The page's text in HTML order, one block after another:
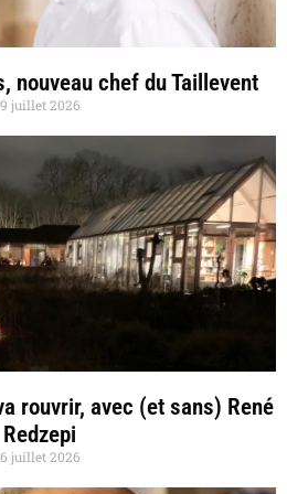
nouveau chef du Taillevent
9 juillet 2026
rouvrir, avec (et sans) René
Redzepi
6 juillet 2026